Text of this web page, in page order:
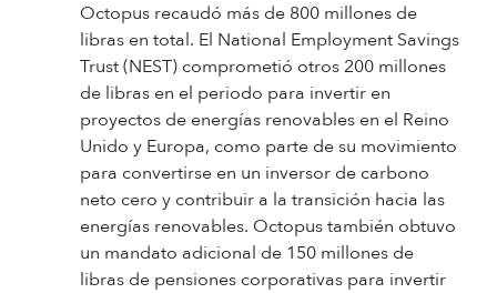
Octopus recaudó más de 800 millones de
libras en total. El National Employment Savings
Trust (NEST) comprometió otros 200 millones
de libras en el periodo para invertir en
proyectos de energías renovables en el Reino
Unido y Europa, como parte de su movimiento
para convertirse en un inversor de carbono
neto cero y contribuir a la transición hacia las
energías renovables. Octopus también obtuvo
un mandato adicional de 150 millones de
libras de pensiones corporativas para invertir